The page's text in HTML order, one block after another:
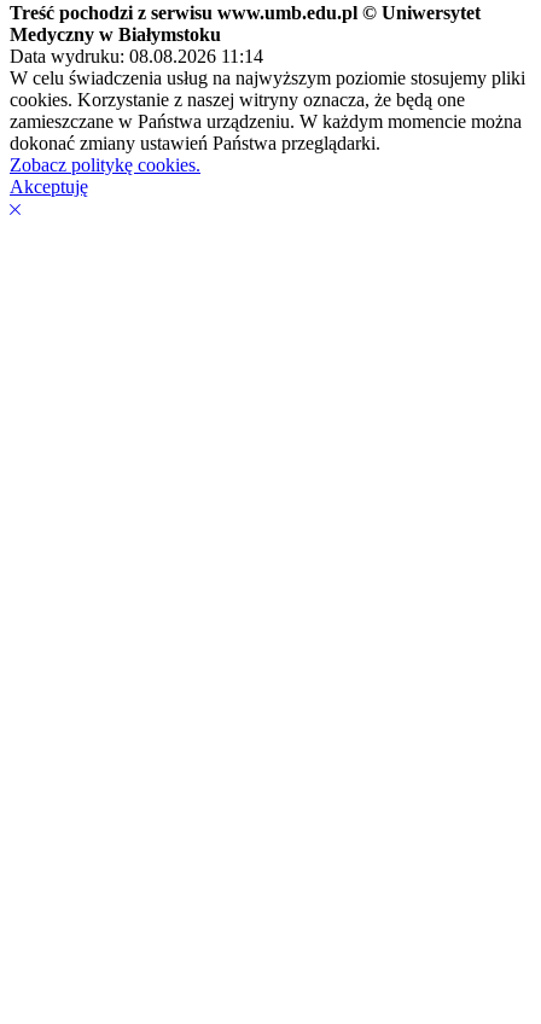
Treść pochodzi z serwisu www.umb.edu.pl © Uniwersytet
Medyczny w Białymstoku
Data wydruku: 08.08.2026 11:14
W celu świadczenia usług na najwyższym poziomie stosujemy pliki
cookies. Korzystanie z naszej witryny oznacza, że będą one
zamieszczane w Państwa urządzeniu. W każdym momencie można
dokonać zmiany ustawień Państwa przeglądarki.
Zobacz politykę cookies.
Akceptuję